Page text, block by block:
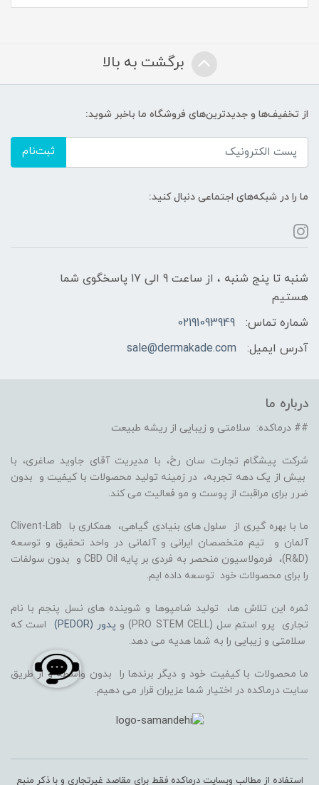
برگشت به بالا
از تخفیف‌ها و جدیدترین‌های فروشگاه ما باخبر شوید:
ثبت‌نام
ما را در شبکه‌های اجتماعی دنبال کنید:
شنبه تا پنج شنبه ، از ساعت 9 الی 17 پاسخگوی شما
هستیم
شماره تماس:
02191093949
آدرس ایمیل:
sale@dermakade.com
درباره ما
## درماکده: سلامتی و زیبایی از ریشه طبیعت
شرکت پیشگام تجارت سان رخ، با مدیریت آقای جاوید صاغری، با
بیش از یک دهه تجربه، در زمینه تولید محصولات با کیفیت و بدون
ضرر برای مراقبت از پوست و مو فعالیت می کند.
ما با بهره گیری از سلول های بنیادی گیاهی، همکاری با Clivent-Lab
آلمان و تیم متخصصان ایرانی و آلمانی در واحد تحقیق و توسعه
(R&D)، فرمولاسیون منحصر به فردی بر پایه CBD Oil و بدون سولفات
را برای محصولات خود توسعه داده ایم.
ثمره این تلاش ها، تولید شامپوها و شوینده های نسل پنجم با نام
تجاری پرو استم سل (PRO STEM CELL) و
پدور (PEDOR)
است که
سلامتی و زیبایی را به شما هدیه می دهد.
ما محصولات با کیفیت خود و دیگر برندها را بدون واسطه و از طریق
سایت درماکده در اختیار شما عزیران قرار می دهیم.
استفاده از مطالب وبسایت درماکده فقط برای مقاصد غیرتجاری و با ذکر منبع